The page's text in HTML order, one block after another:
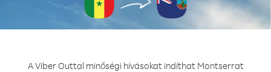
A Viber Outtal minőségi hívásokat indíthat Montserrat